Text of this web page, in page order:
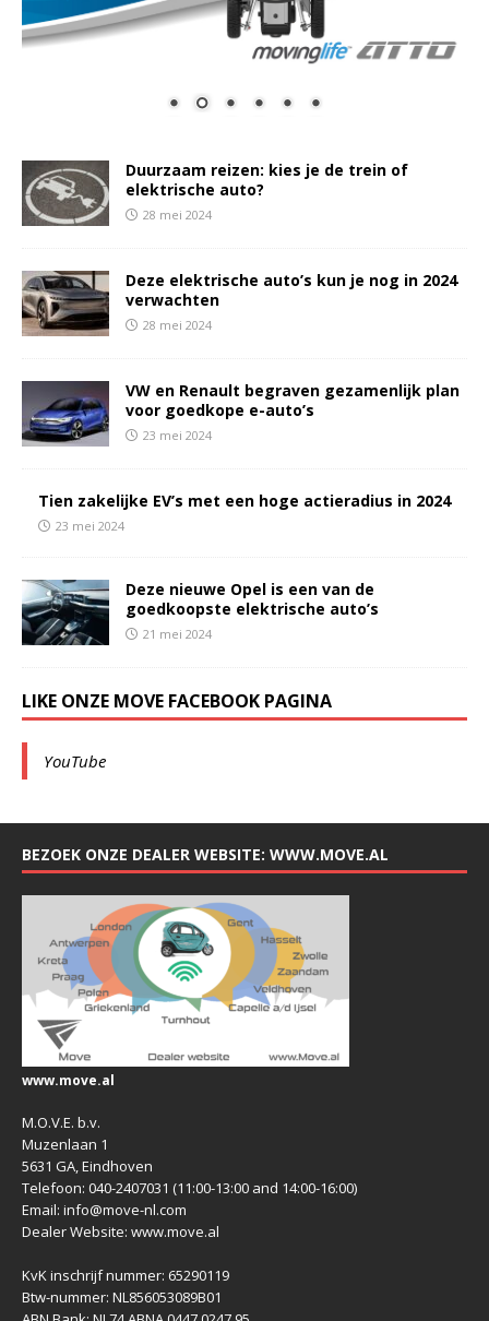
Duurzaam reizen: kies je de trein of
elektrische auto?
28 mei 2024
Deze elektrische auto’s kun je nog in 2024
verwachten
28 mei 2024
VW en Renault begraven gezamenlijk plan
voor goedkope e-auto’s
23 mei 2024
Tien zakelijke EV’s met een hoge actieradius in 2024
23 mei 2024
Deze nieuwe Opel is een van de
goedkoopste elektrische auto’s
21 mei 2024
LIKE ONZE MOVE FACEBOOK PAGINA
YouTube
BEZOEK ONZE DEALER WEBSITE: WWW.MOVE.AL
www.move.al
M.O.V.E. b.v.
Muzenlaan 1
5631 GA, Eindhoven
Telefoon: 040-2407031 (11:00-13:00 and 14:00-16:00)
Email: info@move-nl.com
Dealer Website: www.move.al
KvK inschrijf nummer: 65290119
Btw-nummer: NL856053089B01